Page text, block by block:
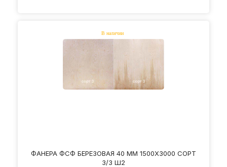
ФАНЕРА ФСФ БЕРЕЗОВАЯ 40 ММ 1500Х3000 СОРТ
3/3 Ш2